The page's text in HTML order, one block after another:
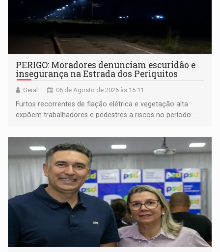
PERIGO: Moradores denunciam escuridão e
insegurança na Estrada dos Periquitos
Geral 06 de Agosto de 2026 às 15:11
Furtos recorrentes de fiação elétrica e vegetação alta
expõem trabalhadores e pedestres a riscos no período